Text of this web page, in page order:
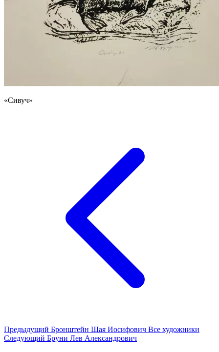
«Сивуч»
Предыдущий Бронштейн Шая Иосифович Все художники
Следующий Бруни Лев Александрович